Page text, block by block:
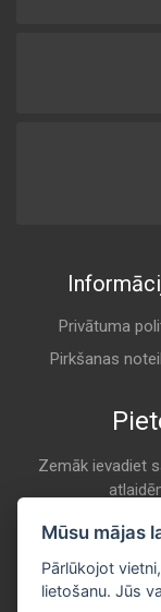
Privātuma
Pirkšanas
Zemāk ievadiet
E-pasta
Mūsu mājas
Pārlūkojot
lietošanu. Jūs